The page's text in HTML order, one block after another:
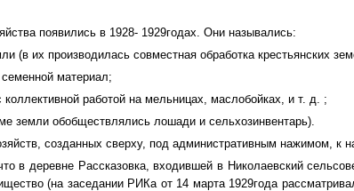
появились в 1928- 1929годах. Они назывались:
(в их производилась совместная обработка крестьянских
материал;
работой на мельницах, маслобойках, и т. д. ;
земли обобществлялись лошади и сельхозинвентарь).
созданных сверху, под административным нажимом, к
в деревне Рассказовка, входившей в Николаевский
(на заседании РИКа от 14 марта 1929года